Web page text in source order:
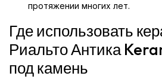
протяжении многих лет.
Где использовать
Риальто Антика
под камень